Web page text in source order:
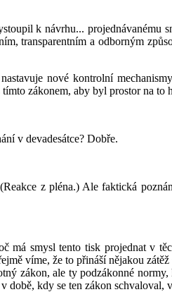
k návrhu... projednávanému
transparentním a odborným
nové kontrolní
zákonem, aby byl prostor na
v devadesátce? Dobře.
z pléna.) Ale faktická
smysl tento tisk projednat v
víme, že to přináší nějakou
zákon, ale ty podzákonné
době, kdy se ten zákon schvaloval,